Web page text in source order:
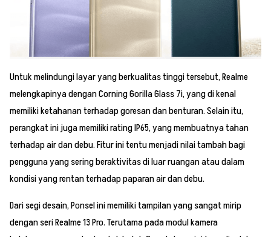
Untuk melindungi layar yang berkualitas tinggi tersebut, Realme
melengkapinya dengan Corning Gorilla Glass 7i, yang di kenal
memiliki ketahanan terhadap goresan dan benturan. Selain itu,
perangkat ini juga memiliki rating IP65, yang membuatnya tahan
terhadap air dan debu. Fitur ini tentu menjadi nilai tambah bagi
pengguna yang sering beraktivitas di luar ruangan atau dalam
kondisi yang rentan terhadap paparan air dan debu.
Dari segi desain, Ponsel ini memiliki tampilan yang sangat mirip
dengan seri Realme 13 Pro. Terutama pada modul kamera